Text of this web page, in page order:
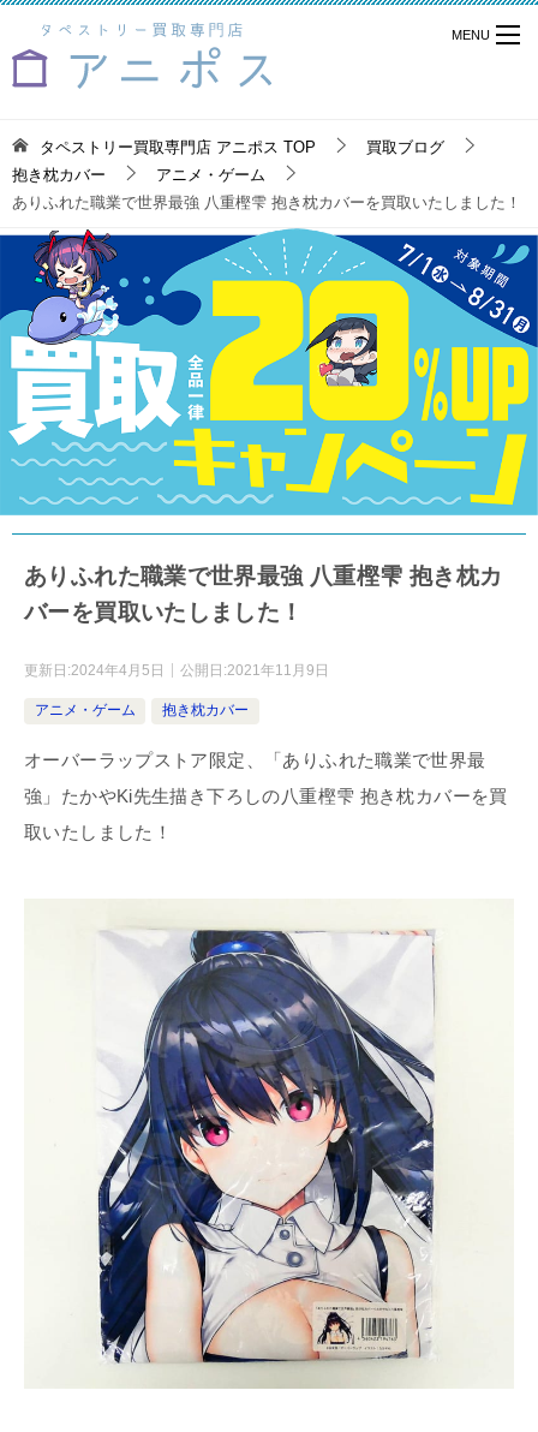
タペストリー買取専門店 アニポス TOP
買取ブログ
抱き枕カバー
アニメ・ゲーム
ありふれた職業で世界最強 八重樫雫 抱き枕カバーを買取いたしました！
ありふれた職業で世界最強 八重樫雫 抱き枕カ
バーを買取いたしました！
更新日:2024年4月5日 公開日:2021年11月9日
アニメ・ゲーム 抱き枕カバー
オーバーラップストア限定、「ありふれた職業で世界最
強」たかやKi先生描き下ろしの八重樫雫 抱き枕カバーを買
取いたしました！